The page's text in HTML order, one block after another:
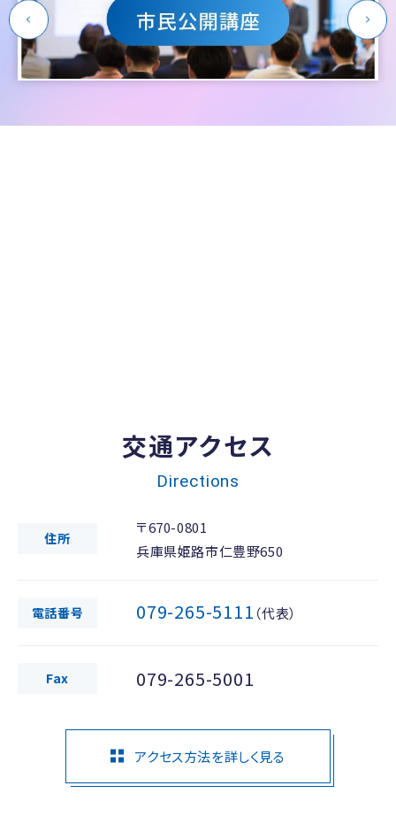
交通アクセス
Directions
住所
〒670-0801
兵庫県姫路市仁豊野650
電話番号 079-265-5111 （代表）
Fax 079-265-5001
アクセス方法を詳しく見る